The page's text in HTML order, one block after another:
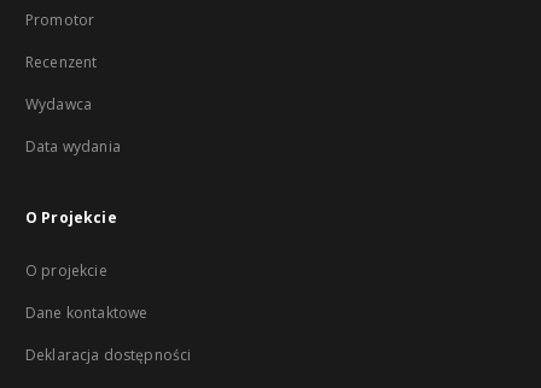
Promotor
Recenzent
Wydawca
Data wydania
O Projekcie
O projekcie
Dane kontaktowe
Deklaracja dostępności